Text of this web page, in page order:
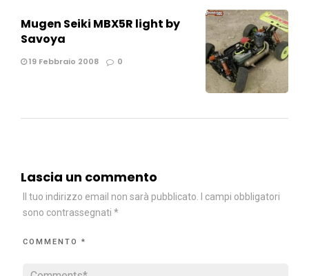
Mugen Seiki MBX5R light by
Savoya
19 Febbraio 2008 0
Lascia un commento
Il tuo indirizzo email non sarà pubblicato.
I campi obbligatori
sono contrassegnati *
COMMENTO *